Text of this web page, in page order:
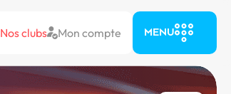
Nos clubs Mon compte MENU